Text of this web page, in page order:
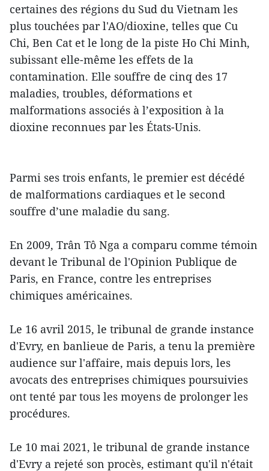
certaines des régions du Sud du Vietnam les
plus touchées par l'AO/dioxine, telles que Cu
Chi, Ben Cat et le long de la piste Ho Chi Minh,
subissant elle-même les effets de la
contamination. Elle souffre de cinq des 17
maladies, troubles, déformations et
malformations associés à l’exposition à la
dioxine reconnues par les États-Unis.
Parmi ses trois enfants, le premier est décédé
de malformations cardiaques et le second
souffre d’une maladie du sang.
En 2009, Trân Tô Nga a comparu comme témoin
devant le Tribunal de l'Opinion Publique de
Paris, en France, contre les entreprises
chimiques américaines.
Le 16 avril 2015, le tribunal de grande instance
d'Evry, en banlieue de Paris, a tenu la première
audience sur l'affaire, mais depuis lors, les
avocats des entreprises chimiques poursuivies
ont tenté par tous les moyens de prolonger les
procédures.
Le 10 mai 2021, le tribunal de grande instance
d'Evry a rejeté son procès, estimant qu'il n'était